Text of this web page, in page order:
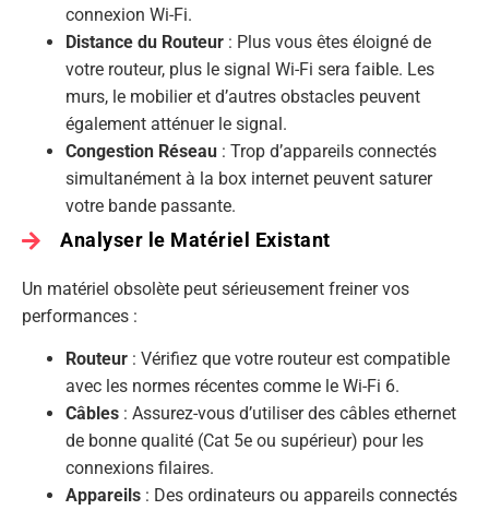
connexion Wi-Fi.
Distance du Routeur : Plus vous êtes éloigné de
votre routeur, plus le signal Wi-Fi sera faible. Les
murs, le mobilier et d’autres obstacles peuvent
également atténuer le signal.
Congestion Réseau : Trop d’appareils connectés
simultanément à la box internet peuvent saturer
votre bande passante.
Analyser le Matériel Existant
Un matériel obsolète peut sérieusement freiner vos
performances :
Routeur : Vérifiez que votre routeur est compatible
avec les normes récentes comme le Wi-Fi 6.
Câbles : Assurez-vous d’utiliser des câbles ethernet
de bonne qualité (Cat 5e ou supérieur) pour les
connexions filaires.
Appareils : Des ordinateurs ou appareils connectés